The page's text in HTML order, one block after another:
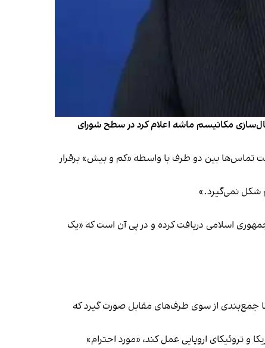
مکانیسم ماشه اعلام کرد در سطح شورای
گفت تماس‌ها بین دو طرف با واسطه «کم و بیش» برقرار
شکل نمی‌گیرد.»
تماس‌هایی از مقام‌های جمهوری اسلامی دریافت کرده و در پی آن است که «یک
جمع‌بندی از سوی طرف‌های مقابل صورت گیرد که
و تروئیکای اروپایی عمل کند، «مورد احترام»